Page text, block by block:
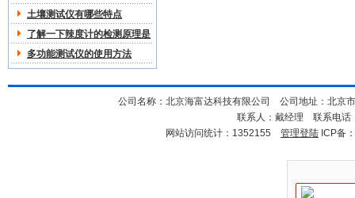
土壤测试仪有哪些特点
了解一下辣度计的检测原理是
什么
多功能测试仪的使用方法
公司名称：北京海富达科技有限公司 公司地址：北京
联系人：戴经理 联系电
网站访问统计：1352155 管理登陆 ICP备：